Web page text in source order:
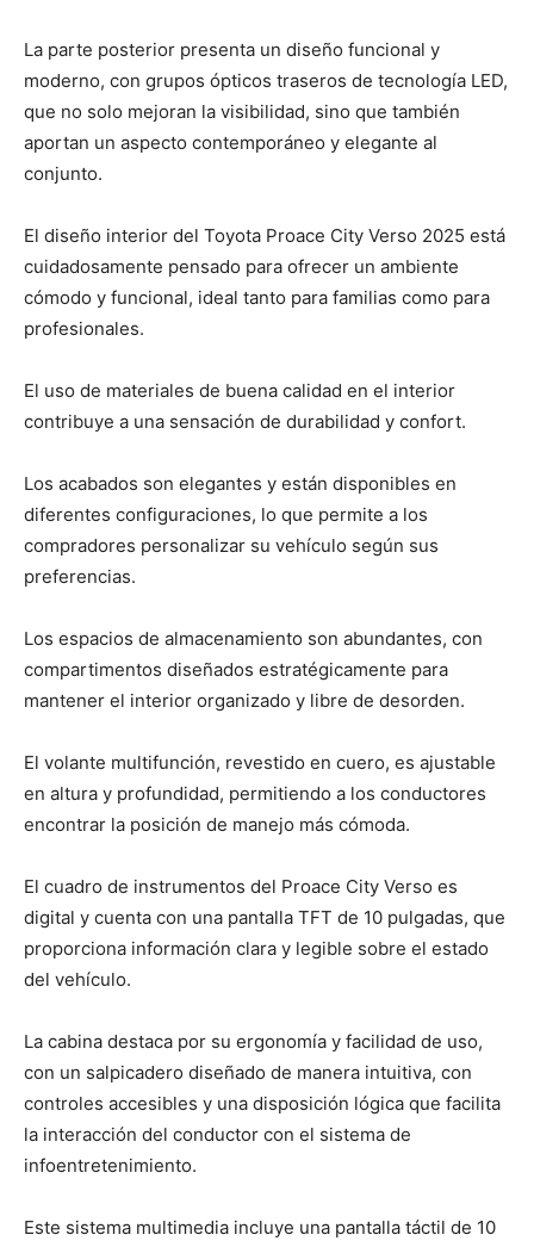
La parte posterior presenta un diseño funcional y
moderno, con grupos ópticos traseros de tecnología LED,
que no solo mejoran la visibilidad, sino que también
aportan un aspecto contemporáneo y elegante al
conjunto.
El diseño interior del Toyota Proace City Verso 2025 está
cuidadosamente pensado para ofrecer un ambiente
cómodo y funcional, ideal tanto para familias como para
profesionales.
El uso de materiales de buena calidad en el interior
contribuye a una sensación de durabilidad y confort.
Los acabados son elegantes y están disponibles en
diferentes configuraciones, lo que permite a los
compradores personalizar su vehículo según sus
preferencias.
Los espacios de almacenamiento son abundantes, con
compartimentos diseñados estratégicamente para
mantener el interior organizado y libre de desorden.
El volante multifunción, revestido en cuero, es ajustable
en altura y profundidad, permitiendo a los conductores
encontrar la posición de manejo más cómoda.
El cuadro de instrumentos del Proace City Verso es
digital y cuenta con una pantalla TFT de 10 pulgadas, que
proporciona información clara y legible sobre el estado
del vehículo.
La cabina destaca por su ergonomía y facilidad de uso,
con un salpicadero diseñado de manera intuitiva, con
controles accesibles y una disposición lógica que facilita
la interacción del conductor con el sistema de
infoentretenimiento.
Este sistema multimedia incluye una pantalla táctil de 10